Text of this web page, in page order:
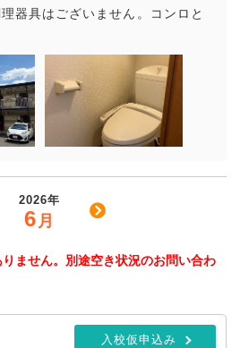
器具はございません。コンロと
2026年
6 月
ません。別途空き状況のお問い合わ
入校仮申込み